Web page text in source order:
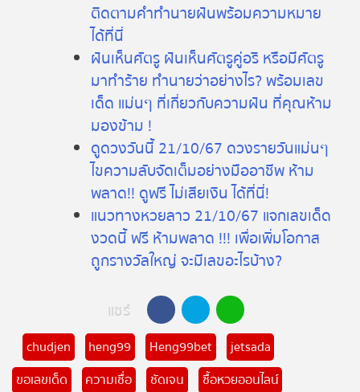
ติดตามคำทำนายฝันพร้อมความหมาย
ได้ที่นี่
ฝันเห็นศัตรู ฝันเห็นศัตรูคู่อริ หรือมีศัตรู
มาทำร้าย ทำนายว่าอย่างไร? พร้อมเลข
เด็ด แม่นๆ ที่เกี่ยวกับความฝัน ที่คุณห้าม
มองข้าม !
ดูดวงวันนี้ 21/10/67 ดวงรายวันแม่นๆ
ไขความลับจัดเต็มอย่างมืออาชีพ ห้าม
พลาด!! ดูฟรี ไม่เสียเงิน ได้ที่นี่!
แนวทางหวยลาว 21/10/67 แจกเลขเด็ด
งวดนี้ ฟรี ห้ามพลาด !!! เพื่อเพิ่มโอกาส
ถูกรางวัลใหญ่ จะมีเลขอะไรบ้าง?
แชร์
chudjen heng99 Heng99bet
jetsada
ขอเลขเด็ด
ความเชื่อ ชัดเจน
ซื้อหวยออนไลน์